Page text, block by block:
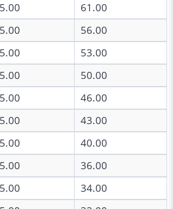
5.00
61.00
5.00
56.00
5.00
53.00
5.00
50.00
5.00
46.00
5.00
43.00
5.00
40.00
5.00
36.00
5.00
34.00